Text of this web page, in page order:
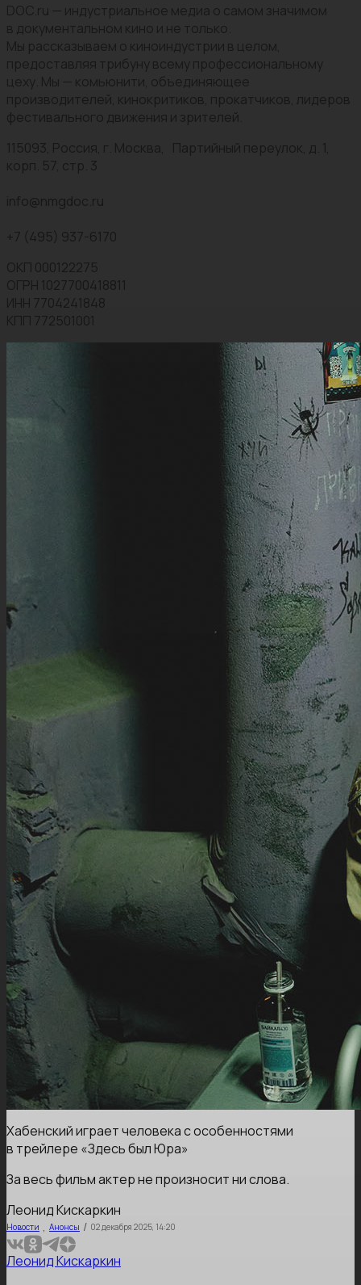
DOC.ru — индустриальное медиа о самом значимом
в документальном кино и не только.
Мы рассказываем о киноиндустрии в целом,
предоставляя трибуну всему профессиональному
цеху. Мы — комьюнити, объединяющее
производителей, кинокритиков, прокатчиков, лидеров
фестивального движения и зрителей.
115093, Россия, г. Москва, Партийный переулок, д. 1,
корп. 57, стр. 3
info@nmgdoc.ru
+7 (495) 937-6170
ОКП 000122275
ОГРН 1027700418811
ИНН 7704241848
Хабенский играет человека с особенностями
в трейлере «Здесь был Юра»
За весь фильм актер не произносит ни слова.
Леонид Кискаркин
Новости , Анонсы / 02 декабря 2025, 14:20
Леонид Кискаркин